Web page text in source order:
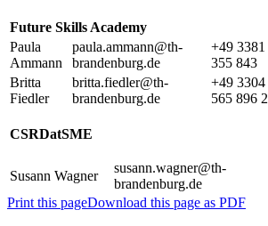
Future Skills Academy
Paula
Ammann
paula.ammann@th-
brandenburg.de
+49 3381
355 843
Britta
Fiedler
britta.fiedler@th-
brandenburg.de
+49 3304
565 896 2
CSRDatSME
Susann Wagner
susann.wagner@th-
brandenburg.de
Print this pageDownload this page as PDF